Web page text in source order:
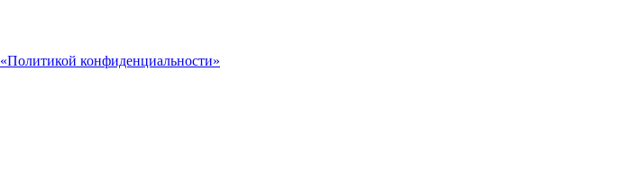
«Политикой конфиденциальности»